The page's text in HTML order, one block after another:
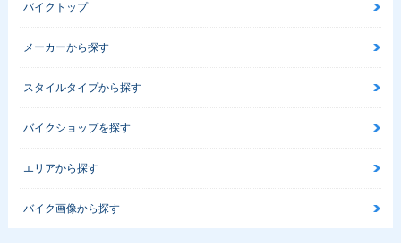
バイクトップ
メーカーから探す
スタイルタイプから探す
バイクショップを探す
エリアから探す
バイク画像から探す